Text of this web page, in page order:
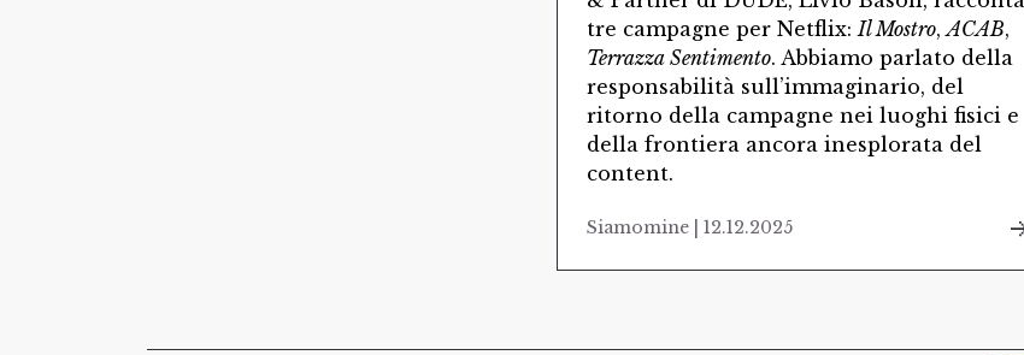
tre campagne per Netflix: Il Mostro,ACAB,
Terrazza Sentimento. Abbiamo parlato della
responsabilità sull’immaginario, del
ritorno della campagne nei luoghi fisici e
della frontiera ancora inesplorata del
content.
Siamomine | 12.12.2025